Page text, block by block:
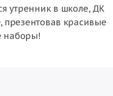
утренник в школе, ДК
презентовав красивые
наборы!